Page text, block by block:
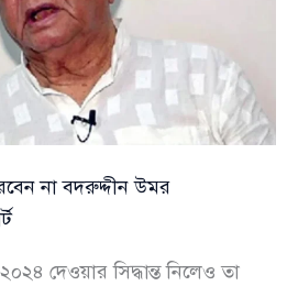
না বদরুদ্দীন উমর
দেওয়ার সিদ্ধান্ত নিলেও তা